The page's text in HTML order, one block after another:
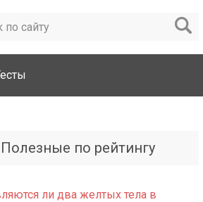
Полезные по рейтингу
ли два желтых тела в